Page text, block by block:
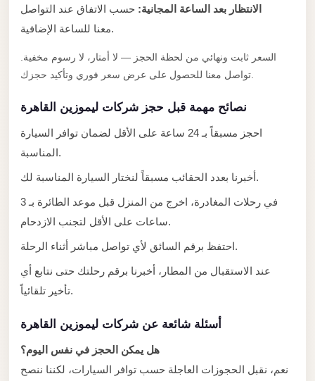
الانتظار بعد الساعة المجانية: حسب الاتفاق عند التواصل
معنا للساعة الإضافية.
السعر ثابت ونهائي من لحظة الحجز — لا أمتار، لا رسوم مخفية.
نصائح مهمة قبل حجز شركات ليموزين القاهرة
احجز مسبقاً بـ 24 ساعة على الأقل لضمان توافر السيارة
المناسبة.
أخبرنا بعدد الحقائب مسبقاً لنختار السيارة المناسبة لك.
في رحلات المغادرة، اخرج من المنزل قبل موعد الطائرة بـ 3
ساعات على الأقل لتجنب الازدحام.
احتفظ برقم السائق لأي تواصل مباشر أثناء الرحلة.
عند الاستقبال من المطار، أخبرنا برقم رحلتك حتى نتابع أي
تأخير تلقائياً.
أسئلة شائعة عن شركات ليموزين القاهرة
هل يمكن الحجز في نفس اليوم؟
نعم، نقبل الحجوزات العاجلة حسب توافر السيارات، لكننا ننصح
Limousine
Service
Sharm
Limousine
Saint
Catherine
Transfer
Saint
Catherine
Transfer
Taxi
Private